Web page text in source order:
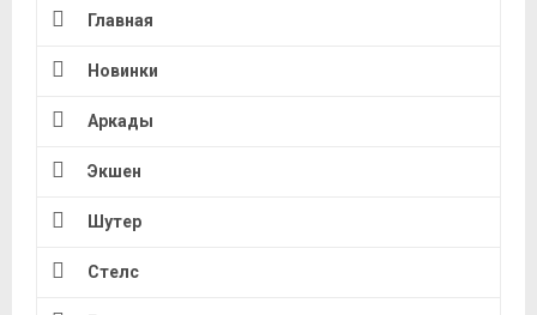
Главная
Новинки
Аркады
Экшен
Шутер
Стелс